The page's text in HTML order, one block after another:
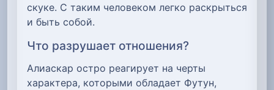
скуке. С таким человеком легко раскрыться
и быть собой.
Что разрушает отношения?
Алиаскар остро реагирует на черты
характера, которыми обладает Футун,